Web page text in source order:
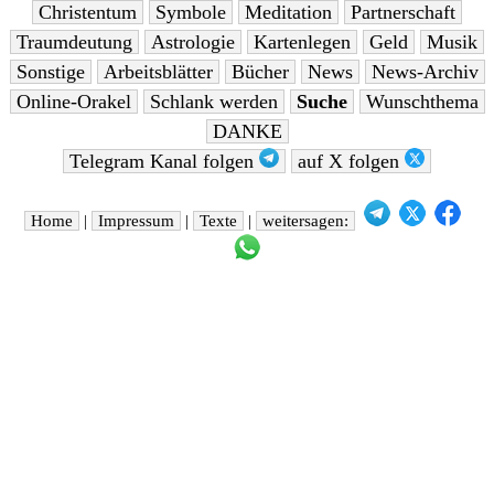
Christentum
Symbole Meditation
Partnerschaft
Traumdeutung
Astrologie Kartenlegen Geld
Musik
Sonstige
Arbeitsblätter Bücher News
News-Archiv
Online-Orakel
Schlank werden Suche
Wunschthema
DANKE
Telegram Kanal folgen
auf X folgen
Home | Impressum | Texte | weitersagen: